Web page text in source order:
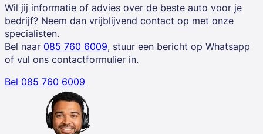
Wil jij informatie of advies over de beste auto voor je
bedrijf? Neem dan vrijblijvend contact op met onze
specialisten.
Bel naar 085 760 6009, stuur een bericht op Whatsapp
of vul ons contactformulier in.
Bel 085 760 6009